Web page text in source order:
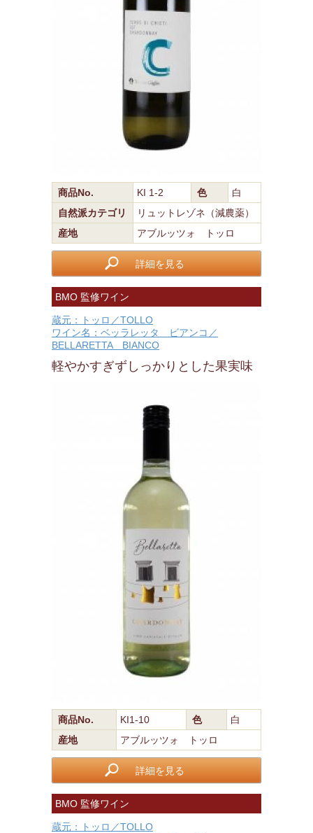
商品No. KI 1-2 色
白
自然派カテゴリ
リュットレゾネ（減農薬）
産地
アブルッツォ トッロ
詳細を見る
BMO 監修ワイン
蔵元：トッロ／TOLLO
ワイン名：ベッラレッタ ビアンコ／
BELLARETTA BIANCO
軽やかすぎずしっかりとした果実味
商品No. KI1-10 色
白
産地
アブルッツォ トッロ
詳細を見る
BMO 監修ワイン
蔵元：トッロ／TOLLO